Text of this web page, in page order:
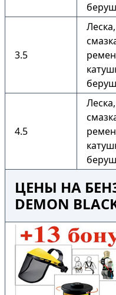
3.5
4.5
ЦЕНЫ НА
DEMON